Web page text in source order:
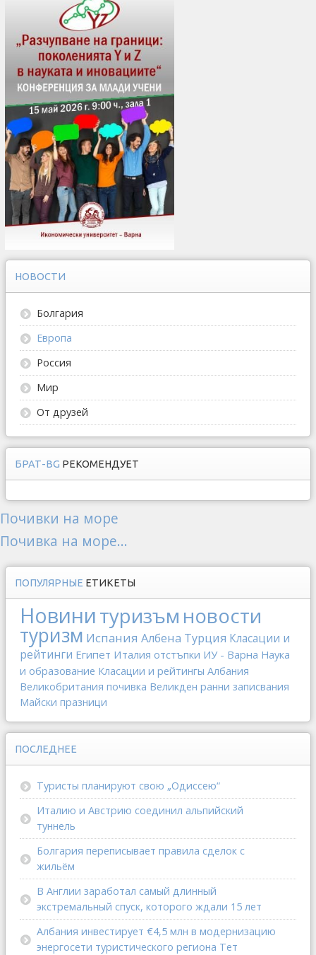
НОВОСТИ
Болгария
Европа
Россия
Мир
От друзей
БРАТ-BG РЕКОМЕНДУЕТ
Почивки на море
Почивка на море...
ПОПУЛЯРНЫЕ ЕТИКЕТЫ
Новинитуризъм новости
туризм Испания Албена Турция Класации и
рейтинги Египет Италия отстъпки ИУ - Варна Наука
и образование Класации и рейтингы Албания
Великобритания почивка Великден ранни записвания
Майски празници
ПОСЛЕДНЕЕ
Туристы планируют свою „Одиссею“
Италию и Австрию соединил альпийский
туннель
Болгария переписывает правила сделок с
жильём
В Англии заработал самый длинный
экстремальный спуск, которого ждали 15 лет
Албания инвестирует €4,5 млн в модернизацию
энергосети туристического региона Тет